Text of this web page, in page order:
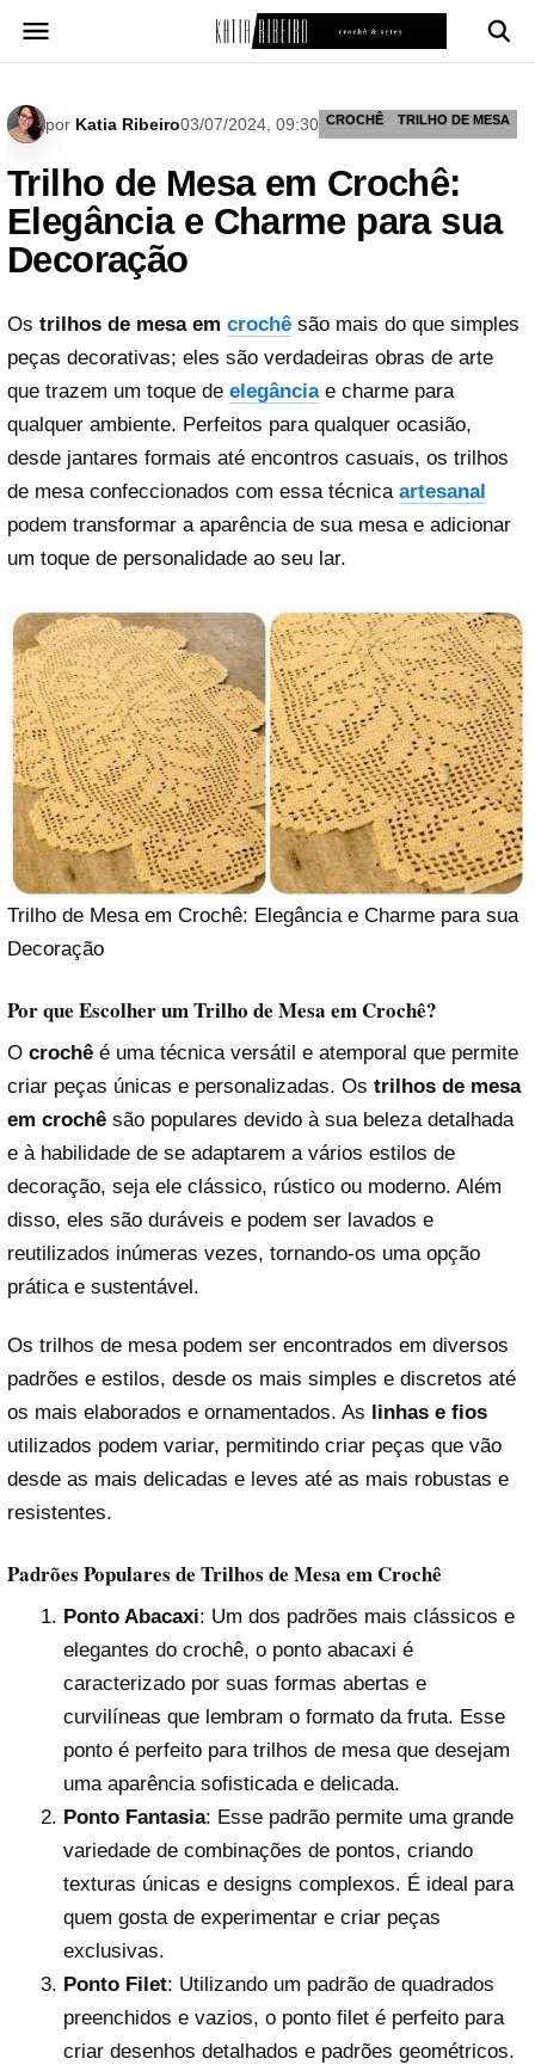
para
por Katia Ribeiro03/07/2024, 09:30 CROCHÊ TRILHO DE MESA
Trilho de Mesa em Crochê:
Elegância e Charme para sua
Decoração
Os trilhos de mesa em crochê são mais do que simples
peças decorativas; eles são verdadeiras obras de arte
que trazem um toque de elegânciae charme para
qualquer ambiente. Perfeitos para qualquer ocasião,
desde jantares formais até encontros casuais, os trilhos
de mesa confeccionados com essa técnica artesanal
podem transformar a aparência de sua mesa e adicionar
um toque de personalidade ao seu lar.
Trilho de Mesa em Crochê: Elegância e Charme para sua
Decoração
Por que Escolher um Trilho de Mesa em Crochê?
O crochê é uma técnica versátil e atemporal que permite
criar peças únicas e personalizadas. Os trilhos de mesa
em crochê são populares devido à sua beleza detalhada
e à habilidade de se adaptarem a vários estilos de
decoração, seja ele clássico, rústico ou moderno. Além
disso, eles são duráveis e podem ser lavados e
reutilizados inúmeras vezes, tornando-os uma opção
prática e sustentável.
Os trilhos de mesa podem ser encontrados em diversos
padrões e estilos, desde os mais simples e discretos até
os mais elaborados e ornamentados. As linhas e fios
utilizados podem variar, permitindo criar peças que vão
desde as mais delicadas e leves até as mais robustas e
resistentes.
Padrões Populares de Trilhos de Mesa em Crochê
Ponto Abacaxi: Um dos padrões mais clássicos e
elegantes do crochê, o ponto abacaxi é
caracterizado por suas formas abertas e
curvilíneas que lembram o formato da fruta. Esse
ponto é perfeito para trilhos de mesa que desejam
uma aparência sofisticada e delicada.
Ponto Fantasia: Esse padrão permite uma grande
variedade de combinações de pontos, criando
texturas únicas e designs complexos. É ideal para
quem gosta de experimentar e criar peças
exclusivas.
Ponto Filet: Utilizando um padrão de quadrados
preenchidos e vazios, o ponto filet é perfeito para
criar desenhos detalhados e padrões geométricos.